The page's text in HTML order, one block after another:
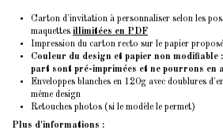
Carton d'invitation à personnaliser selon les
maquettes illimitées en PDF
Impression du carton recto sur le papier proposé
Couleur du design et papier non modifiable
part sont pré-imprimées et ne pourrons en
Enveloppes blanches en 120g avec doublures
même design
Retouches photos (si le modèle le permet)
Plus d'informations :